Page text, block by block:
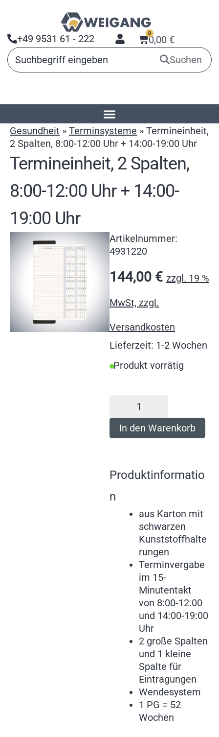
+49 9531 61 - 222 0,00 €
0
Suchen
»Arbeitsmittel für
Gesundheit » Terminsysteme » Termineinheit,
2 Spalten, 8:00-12:00 Uhr + 14:00-19:00 Uhr
Termineinheit, 2 Spalten,
8:00-12:00 Uhr + 14:00-
19:00 Uhr
Artikelnummer:
4931220
144,00 € zzgl. 19 %
MwSt, zzgl.
Versandkosten
Lieferzeit: 1-2 Wochen
Produkt vorrätig
In den Warenkorb
Produktinformatio
n
aus Karton mit
schwarzen
Kunststoffhalte
rungen
Terminvergabe
im 15-
Minutentakt
von 8:00-12.00
und 14:00-19:00
Uhr
2 große Spalten
und 1 kleine
Spalte für
Eintragungen
Wendesystem
1 PG = 52
Wochen